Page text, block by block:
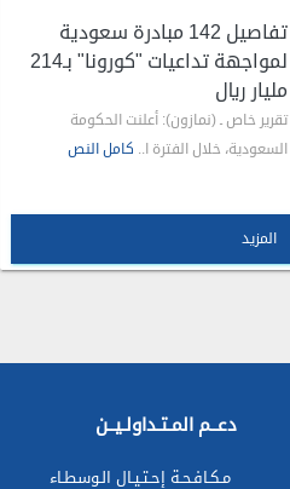
تفاصيل 142 مبادرة سعودية
لمواجهة تداعيات "كورونا" بـ214
مليار ريال
تقرير خاص ـ (نمازون): أعلنت الحكومة
السعودية، خلال الفترة ا.. كامل النص
المزيد
دعــم المـتـداولـيــن
مـكـافـحـة إحـتـيـال الـوسطـاء